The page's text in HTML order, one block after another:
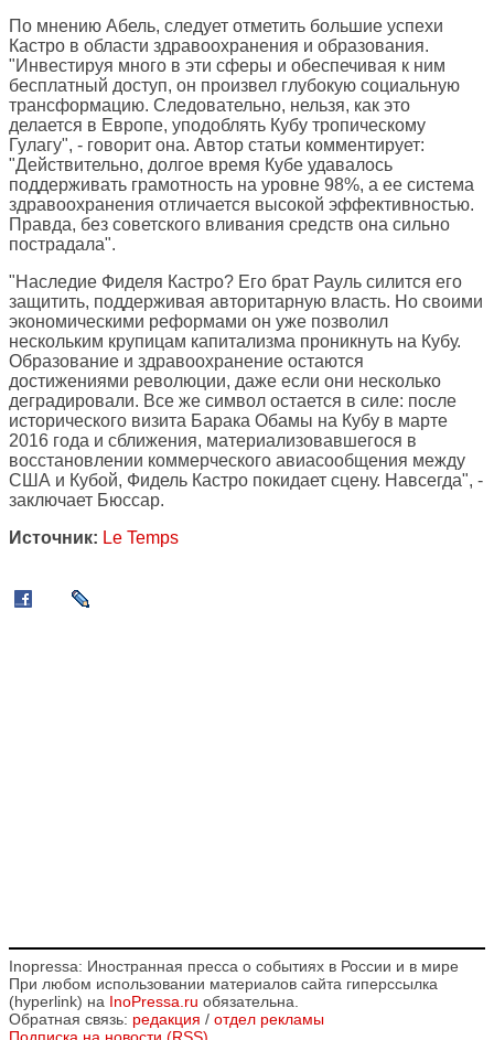
По мнению Абель, следует отметить большие успехи
Кастро в области здравоохранения и образования.
"Инвестируя много в эти сферы и обеспечивая к ним
бесплатный доступ, он произвел глубокую социальную
трансформацию. Следовательно, нельзя, как это
делается в Европе, уподоблять Кубу тропическому
Гулагу", - говорит она. Автор статьи комментирует:
"Действительно, долгое время Кубе удавалось
поддерживать грамотность на уровне 98%, а ее система
здравоохранения отличается высокой эффективностью.
Правда, без советского вливания средств она сильно
пострадала".
"Наследие Фиделя Кастро? Его брат Рауль силится его
защитить, поддерживая авторитарную власть. Но своими
экономическими реформами он уже позволил
нескольким крупицам капитализма проникнуть на Кубу.
Образование и здравоохранение остаются
достижениями революции, даже если они несколько
деградировали. Все же символ остается в силе: после
исторического визита Барака Обамы на Кубу в марте
2016 года и сближения, материализовавшегося в
восстановлении коммерческого авиасообщения между
США и Кубой, Фидель Кастро покидает сцену. Навсегда", -
заключает Бюссар.
Источник: Le Temps
Inopressa: Иностранная пресса о событиях в России и в мире
При любом использовании материалов сайта гиперссылка
(hyperlink) на InoPressa.ru обязательна.
Обратная связь: редакция / отдел рекламы